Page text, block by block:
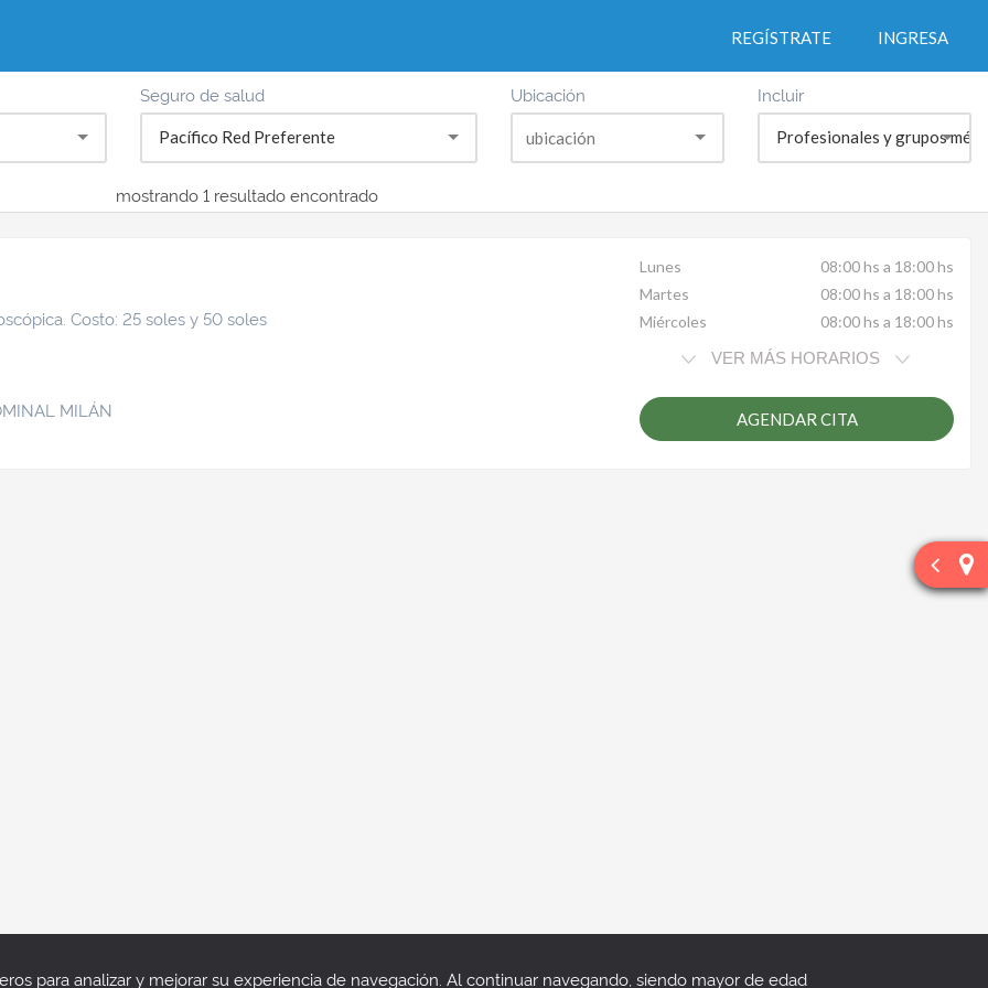
REGÍSTRATE INGRESA
Seguro de salud
Pacífico Red Preferente
Ubicación Incluir
Profesionales y grupos
mostrando 1 resultado encontrado
Costo: 25 soles y 50 soles
MILÁN
Lunes
08:00 hs a 18:00 hs
Martes
08:00 hs a 18:00 hs
Miércoles
08:00 hs a 18:00 hs
VER MÁS HORARIOS
AGENDAR CITA
para analizar y mejorar su experiencia de navegación. Al continuar navegando, siendo mayor de edad